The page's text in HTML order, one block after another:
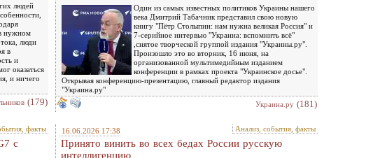
людей
нужном
люди
в
и
оказаться
и ничего
(179)
Один из самых известных политиков Украины нашего
века Дмитрий Табачник представил свою новую
книгу "Пётр Столыпин: нам нужна великая Россия" и
7-серийное интервью "Украина: вспомнить всё"
,снятое творческой группой издания "Украины.ру".
Произошло это во вторник, 16 июня, на
организованной мультимедийным изданием
конференции в рамках проекта "Украинское досье".
Открывая конференцию-презентацию, главный редактор издания
"Украина.ру"
Украина.ру (181)
факты
с
16.06.2026 17:38 Анализ, события, факты
Принято винить во всех бедах России русскую
интеллигенцию